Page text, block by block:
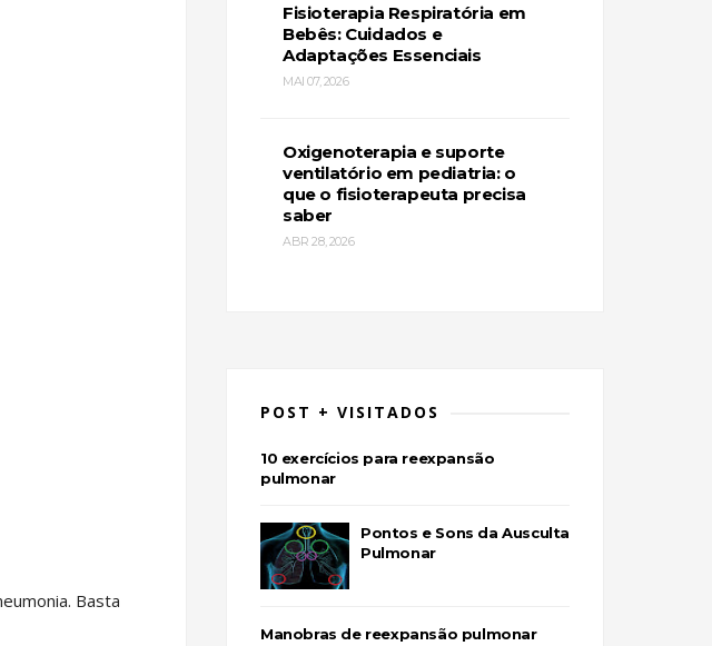
Basta
Fisioterapia Respiratória em
Bebês: Cuidados e
Adaptações Essenciais
MAI 07, 2026
Oxigenoterapia e suporte
ventilatório em pediatria: o
que o fisioterapeuta precisa
saber
ABR 28, 2026
POST + VISITADOS
10 exercícios para reexpansão
pulmonar
Pontos e Sons da Ausculta
Pulmonar
Manobras de reexpansão pulmonar